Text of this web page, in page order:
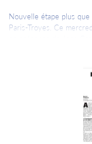
Nouvelle étape plus
Paris-Troyes. Ce